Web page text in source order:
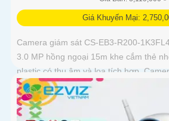
Giá Khuyến Mại:
Camera giám sát CS-EB3-R200-
3.0 MP hồng ngoại 15m khe cắm thẻ
plastic có thu âm và loa tích hợp.
R200-1K3FL4GA là...